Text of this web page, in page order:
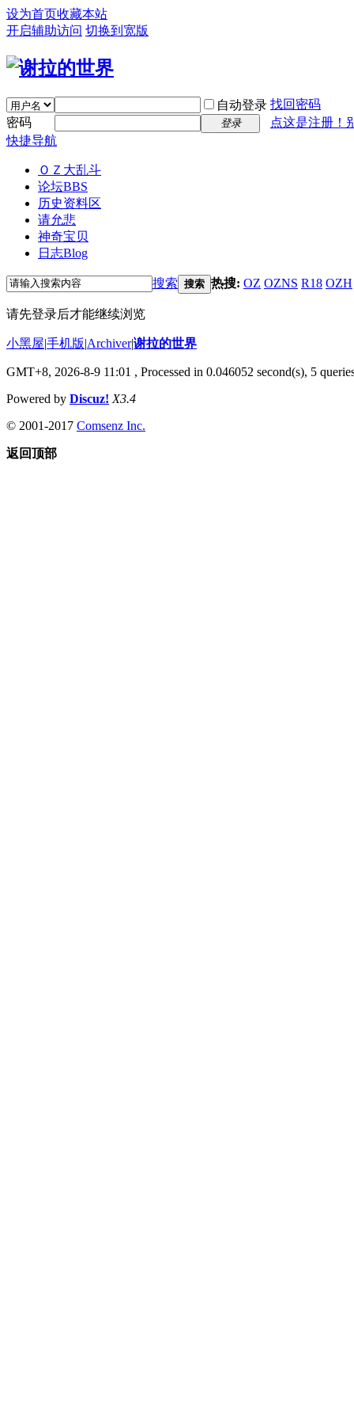
设为首页收藏本站
开启辅助访问 切换到宽版
自动登录 找回密码
密码
登录
点这是注册！
快捷导航
ＯＺ大乱斗
论坛BBS
历史资料区
请允悲
神奇宝贝
日志Blog
搜索 搜索 热搜: OZ OZNS R18 OZH
请先登录后才能继续浏览
小黑屋|手机版|Archiver|谢拉的世界
GMT+8, 2026-8-9 11:01 , Processed in 0.046052 second(s), 5
Powered by Discuz! X3.4
© 2001-2017 Comsenz Inc.
返回顶部